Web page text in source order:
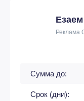
Езаем
Реклама
Сумма до:
Срок (дни):